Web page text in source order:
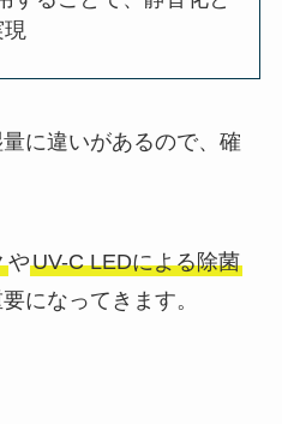
現
に違いがあるので、確
やUV-C LEDによる除菌
になってきます。